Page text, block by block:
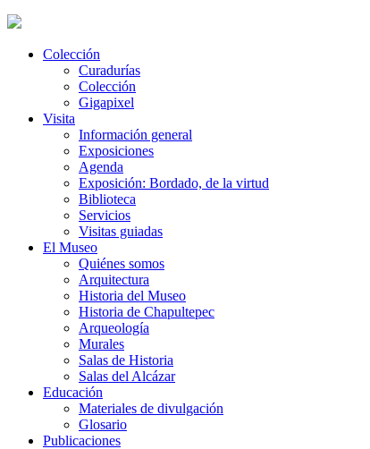
Colección
Curadurías
Colección
Gigapixel
Visita
Información general
Exposiciones
Agenda
Exposición: Bordado, de la virtud
Biblioteca
Servicios
Visitas guiadas
El Museo
Quiénes somos
Arquitectura
Historia del Museo
Historia de Chapultepec
Arqueología
Murales
Salas de Historia
Salas del Alcázar
Educación
Materiales de divulgación
Glosario
Publicaciones